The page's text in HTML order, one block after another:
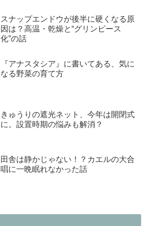
スナップエンドウが後半に硬くなる原
因は？高温・乾燥と“グリンピース
化”の話
『アナスタシア』に書いてある、気に
なる野菜の育て方
きゅうりの遮光ネット、今年は開閉式
に。設置時期の悩みも解消？
田舎は静かじゃない！？カエルの大合
唱に一晩眠れなかった話